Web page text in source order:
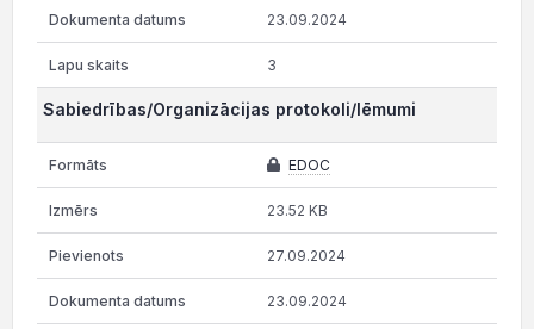
23.09.2024
3
Sabiedrības/Organizācijas protokoli/lēmumi
EDOC
23.52 KB
27.09.2024
23.09.2024